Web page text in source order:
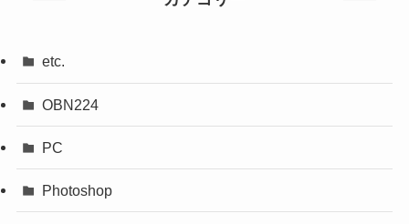
etc.
OBN224
PC
Photoshop